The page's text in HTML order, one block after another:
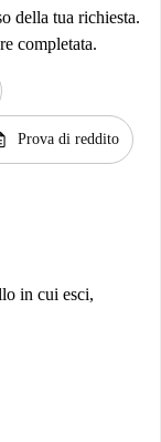
della tua richiesta.
completata.
Prova di reddito
in cui esci,